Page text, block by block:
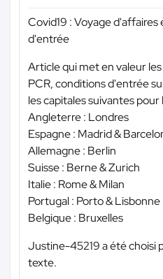
Covid19 : Voyage
d'entrée
Article qui met en valeur
PCR, conditions d'entrée
les capitales suivantes
Angleterre : Londres
Espagne : Madrid &
Allemagne : Berlin
Suisse : Berne & Zurich
Italie : Rome & Milan
Portugal : Porto & Lisbonne
Belgique : Bruxelles
Justine-45219 a été choisi
texte.